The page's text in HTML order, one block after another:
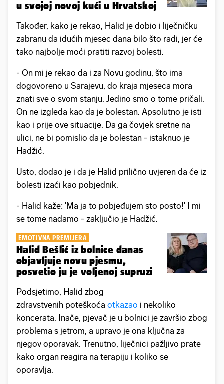
u svojoj novoj kući u Hrvatskoj
Također, kako je rekao, Halid je dobio i liječničku
zabranu da idućih mjesec dana bilo što radi, jer će
tako najbolje moći pratiti razvoj bolesti.
- On mi je rekao da i za Novu godinu, što ima
dogovoreno u Sarajevu, do kraja mjeseca mora
znati sve o svom stanju. Jedino smo o tome pričali.
On ne izgleda kao da je bolestan. Apsolutno je isti
kao i prije ove situacije. Da ga čovjek sretne na
ulici, ne bi pomislio da je bolestan - istaknuo je
Hadžić.
Usto, dodao je i da je Halid prilično uvjeren da će iz
bolesti izaći kao pobjednik.
- Halid kaže: 'Ma ja to pobjeđujem sto posto!' I mi
se tome nadamo - zaključio je Hadžić.
EMOTIVNA PREMIJERA
Halid Bešlić iz bolnice danas
objavljuje novu pjesmu,
posvetio ju je voljenoj supruzi
Podsjetimo, Halid zbog
zdravstvenih poteškoća otkazao i nekoliko
koncerata. Inače, pjevač je u bolnici je završio zbog
problema s jetrom, a upravo je ona ključna za
njegov oporavak. Trenutno, liječnici pažljivo prate
kako organ reagira na terapiju i koliko se
oporavlja.